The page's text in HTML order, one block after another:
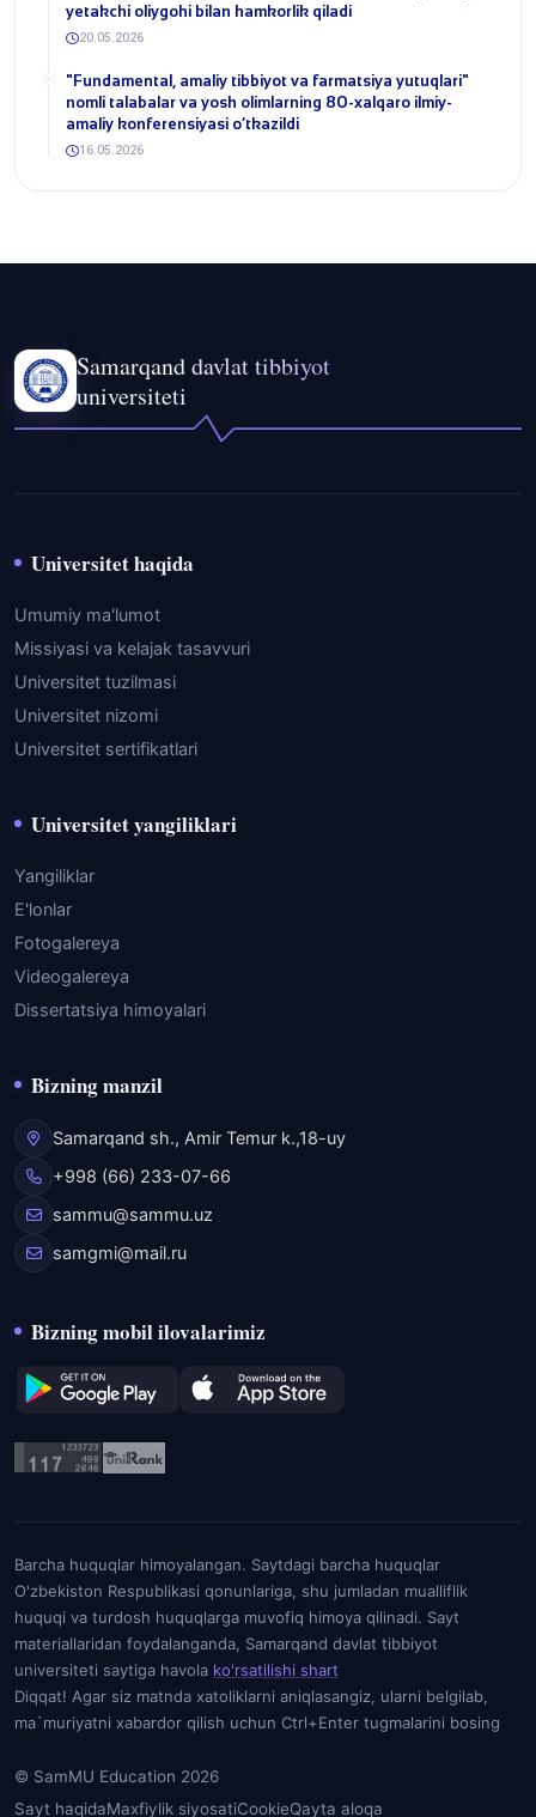
yetakchi oliygohi bilan hamkorlik qiladi
20.05.2026
​"Fundamental, amaliy tibbiyot va farmatsiya yutuqlari"
nomli talabalar va yosh olimlarning 80-xalqaro ilmiy-
amaliy konferensiyasi o‘tkazildi
16.05.2026
Samarqand davlat tibbiyot
universiteti
Universitet haqida
Umumiy ma'lumot
Missiyasi va kelajak tasavvuri
Universitet tuzilmasi
Universitet nizomi
Universitet sertifikatlari
Universitet yangiliklari
Yangiliklar
E'lonlar
Fotogalereya
Videogalereya
Dissertatsiya himoyalari
Bizning manzil
Samarqand sh., Amir Temur k.,18-uy
+998 (66) 233-07-66
sammu@sammu.uz
samgmi@mail.ru
Bizning mobil ilovalarimiz
Barcha huquqlar himoyalangan. Saytdagi barcha huquqlar
O'zbekiston Respublikasi qonunlariga, shu jumladan mualliflik
huquqi va turdosh huquqlarga muvofiq himoya qilinadi. Sayt
materiallaridan foydalanganda, Samarqand davlat tibbiyot
universiteti saytiga havola ko'rsatilishi shart
Diqqat! Agar siz matnda xatoliklarni aniqlasangiz, ularni belgilab,
ma`muriyatni xabardor qilish uchun Ctrl+Enter tugmalarini bosing
© SamMU Education 2026
Sayt haqidaMaxfiylik siyosatiCookieQayta aloqa